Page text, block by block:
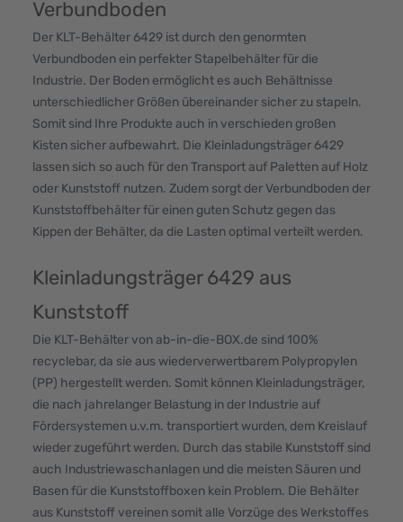
Verbundboden
Der KLT-Behälter 6429 ist durch den genormten
Verbundboden ein perfekter Stapelbehälterfür die
Industrie. Der Boden ermöglicht es auch Behältnisse
unterschiedlicher Größen übereinander sicher zu stapeln.
Somit sind Ihre Produkte auch in verschieden großen
Kisten sicher aufbewahrt. Die Kleinladungsträger 6429
lassen sich so auch für den Transport auf Paletten auf Holz
oder Kunststoff nutzen. Zudem sorgt der Verbundboden der
Kunststoffbehälter für einen guten Schutz gegen das
Kippen der Behälter, da die Lasten optimal verteilt werden.
Kleinladungsträger 6429 aus
Kunststoff
Die KLT-Behälter von ab-in-die-BOX.de sind 100%
recyclebar, da sie aus wiederverwertbarem Polypropylen
(PP) hergestellt werden. Somit können Kleinladungsträger,
die nach jahrelanger Belastung in der Industrie auf
Fördersystemen u.v.m. transportiert wurden, dem Kreislauf
wieder zugeführt werden. Durch das stabile Kunststoff sind
auch Industriewaschanlagen und die meisten Säuren und
Basen für die Kunststoffboxen kein Problem. Die Behälter
aus Kunststoff vereinen somit alle Vorzüge des Werkstoffes